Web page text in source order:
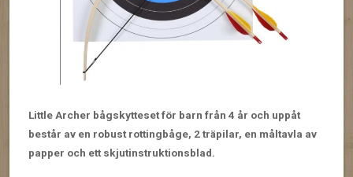
Little Archer bågskytteset för barn från 4 år och uppåt
består av en robust rottingbåge, 2 träpilar, en måltavla av
papper och ett skjutinstruktionsblad.